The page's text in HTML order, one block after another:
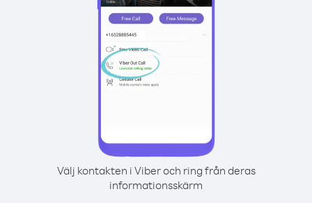
Välj kontakten i Viber och ring från deras
informationsskärm